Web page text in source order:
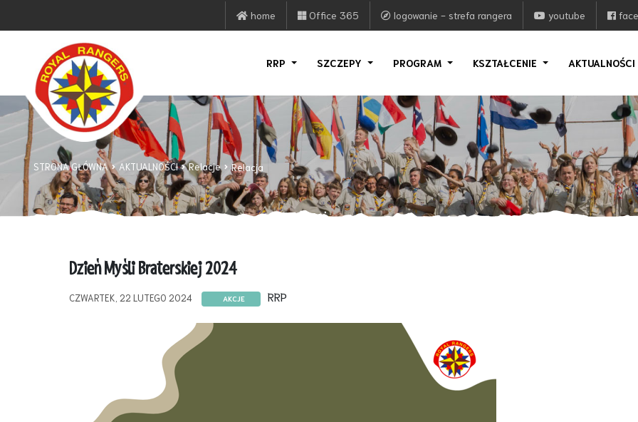
home Office 365 logowanie - strefa rangera youtube
RRP SZCZEPY PROGRAM KSZTAŁCENIE AKTUALNOŚCI
Relacje
AKTUALNOŚCI
STRONA GŁÓWNA Relacja
Dzień Myśli Braterskiej 2024
CZWARTEK, 22 LUTEGO 2024 AKCJE RRP